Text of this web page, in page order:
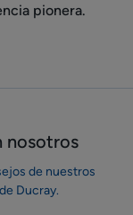
pionera.
nosotros
de nuestros
Ducray.